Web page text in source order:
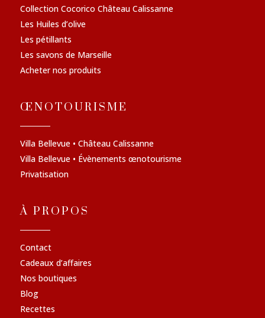
Collection Cocorico Château Calissanne
Les Huiles d’olive
Les pétillants
Les savons de Marseille
Acheter nos produits
ŒNOTOURISME
Villa Bellevue • Château Calissanne
Villa Bellevue • Évènements œnotourisme
Privatisation
À PROPOS
Contact
Cadeaux d’affaires
Nos boutiques
Blog
Recettes